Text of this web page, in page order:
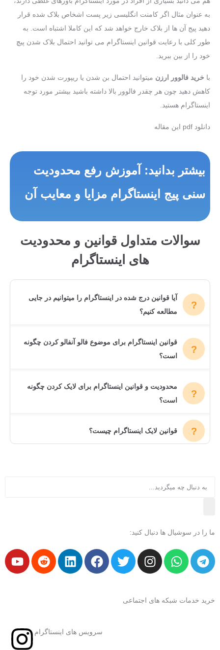
به عنوان مثال اگر کامنت انگلیسی زیر پست اشخاص بلاک شده قرار
دهید پیج آن‌ ها از بلاک خارج خواهد شد که این کاملا اشتباه است. به‌
طور کلی با رعایت قوانین اینستاگرام می‌ توانید احتمال بلاک شدن پیچ
خود را از بین ببرید.
با خرید فالوور ارزن میتوانید احتمال بن شدن یا ریپورت شدن خود را
کاهش دهید چون هر چقدر فالوور بالا داشته باشید بیشتر مورد توجه
اینستاگرام هستید.
دانلود pdf این مقاله
بیشتر بدانید:
آموزش رفع محدودیت
سنی پیج اینستاگرام مزایا و معایب آن
سوالات متداول قوانین و محدودیت
‌های اینستاگرام
آیا قوانین درج شده در اینستاگرام را میتوانیم در جایی
مطالعه کنیم؟
قوانین اینستاگرام برای موضوع فالو آنفالو کردن چگونه
است؟
محدودیت و قوانین اینستاگرام برای لایک کردن چگونه
است؟
قوانین لایک اینستاگرام چیست؟
ما را در سوشیال ها دنبال کنید:
خرید خدمات شبکه های اجتماعی
سرویس های اینستاگرام